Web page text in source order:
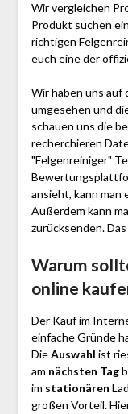
Wir vergleichen
Produkt suchen
richtigen
euch eine der
Wir haben uns
umgesehen und
schauen uns die
recherchieren
"Felgenreiniger"
ansieht, kann man
Außerdem kann
zurücksenden.
Warum
online
Der Kauf im
einfache Gründe
DieAuswahl ist
am nächsten Tag
im stationären
großen Vorteil.